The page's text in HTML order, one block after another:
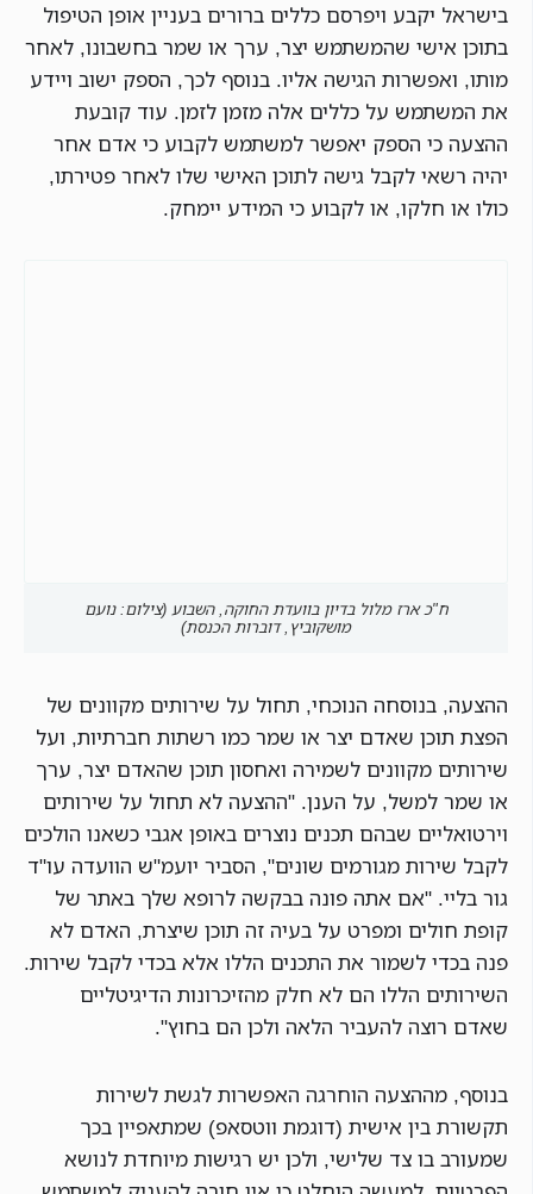
בישראל יקבע ויפרסם כללים ברורים בעניין אופן הטיפול
בתוכן אישי שהמשתמש יצר, ערך או שמר בחשבונו, לאחר
מותו, ואפשרות הגישה אליו. בנוסף לכך, הספק ישוב ויידע
את המשתמש על כללים אלה מזמן לזמן. עוד קובעת
ההצעה כי הספק יאפשר למשתמש לקבוע כי אדם אחר
יהיה רשאי לקבל גישה לתוכן האישי שלו לאחר פטירתו,
כולו או חלקו, או לקבוע כי המידע יימחק.
ח"כ ארז מלול בדיון בוועדת החוקה, השבוע (צילום: נועם
מושקוביץ, דוברות הכנסת)
ההצעה, בנוסחה הנוכחי, תחול על שירותים מקוונים של
הפצת תוכן שאדם יצר או שמר כמו רשתות חברתיות, ועל
שירותים מקוונים לשמירה ואחסון תוכן שהאדם יצר, ערך
או שמר למשל, על הענן. "ההצעה לא תחול על שירותים
וירטואליים שבהם תכנים נוצרים באופן אגבי כשאנו הולכים
לקבל שירות מגורמים שונים", הסביר יועמ"ש הוועדה עו"ד
גור בליי. "אם אתה פונה בבקשה לרופא שלך באתר של
קופת חולים ומפרט על בעיה זה תוכן שיצרת, האדם לא
פנה בכדי לשמור את התכנים הללו אלא בכדי לקבל שירות.
השירותים הללו הם לא חלק מהזיכרונות הדיגיטליים
שאדם רוצה להעביר הלאה ולכן הם בחוץ".
בנוסף, מההצעה הוחרגה האפשרות לגשת לשירות
תקשורת בין אישית (דוגמת ווטסאפ) שמתאפיין בכך
שמעורב בו צד שלישי, ולכן יש רגישות מיוחדת לנושא